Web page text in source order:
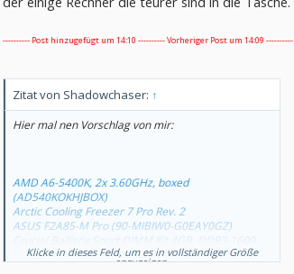
---------- Post hinzugefügt um 14:10 ---------- Vorheriger Post um 14:09 ----------
Zitat von Shadowchaser: ↑
Hier mal nen Vorschlag von mir:
AMD A6-5400K, 2x 3.60GHz, boxed
(AD540KOKHJBOX)
Arctic Cooling Freezer 7 Pro Rev. 2
ASUS F2A85-M Pro (90-MIBIW0-G0EAY0GZ)
Crucial Ballistix Sport DIMM Kit 4GB, DDR3-1600,
CL9-9-9-24 (BLS2CP2G3D1609DS1S00)
Klicke in dieses Feld, um es in vollständiger Größe
anzuzeigen.